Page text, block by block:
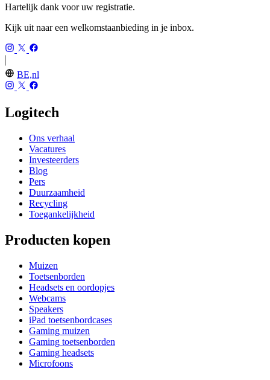
Hartelijk dank voor uw registratie.
Kijk uit naar een welkomstaanbieding in je inbox.
BE,nl
Logitech
Ons verhaal
Vacatures
Investeerders
Blog
Pers
Duurzaamheid
Recycling
Toegankelijkheid
Producten kopen
Muizen
Toetsenborden
Headsets en oordopjes
Webcams
Speakers
iPad toetsenbordcases
Gaming muizen
Gaming toetsenborden
Gaming headsets
Microfoons